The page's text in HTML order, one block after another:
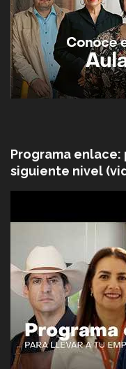
Programa
siguiente nivel